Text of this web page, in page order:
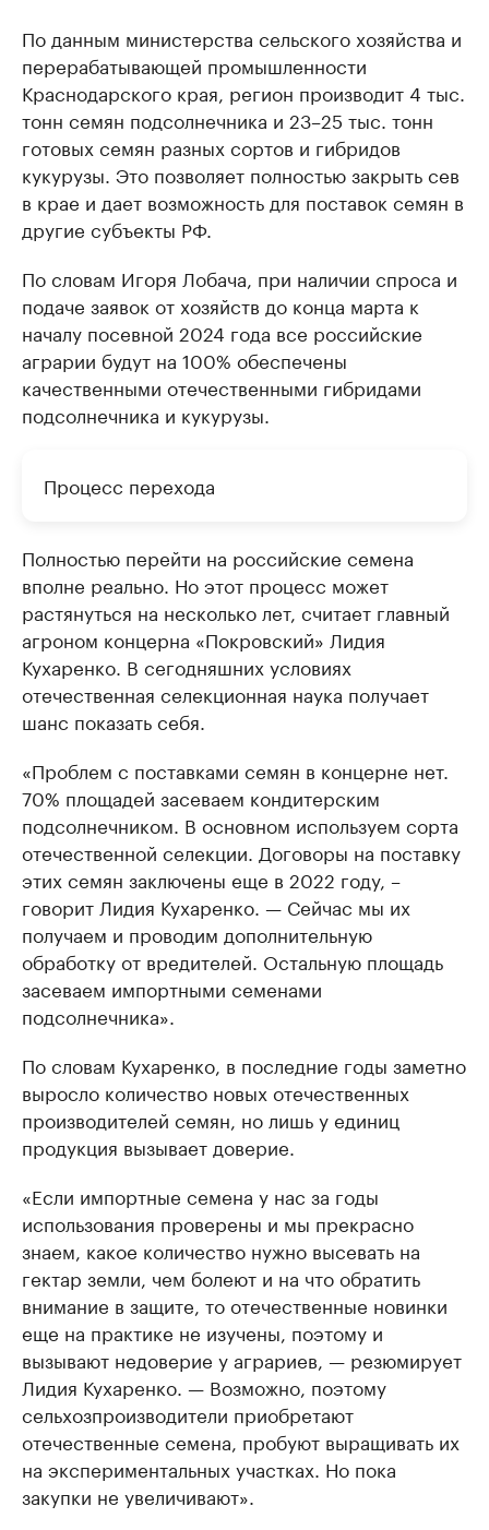
По данным министерства сельского хозяйства и
перерабатывающей промышленности
Краснодарского края, регион производит 4 тыс.
тонн семян подсолнечника и 23–25 тыс. тонн
готовых семян разных сортов и гибридов
кукурузы. Это позволяет полностью закрыть сев
в крае и дает возможность для поставок семян в
другие субъекты РФ.
По словам Игоря Лобача, при наличии спроса и
подаче заявок от хозяйств до конца марта к
началу посевной 2024 года все российские
аграрии будут на 100% обеспечены
качественными отечественными гибридами
подсолнечника и кукурузы.
Процесс перехода
Полностью перейти на российские семена
вполне реально. Но этот процесс может
растянуться на несколько лет, считает главный
агроном концерна «Покровский» Лидия
Кухаренко. В сегодняшних условиях
отечественная селекционная наука получает
шанс показать себя.
«Проблем с поставками семян в концерне нет.
70% площадей засеваем кондитерским
подсолнечником. В основном используем сорта
отечественной селекции. Договоры на поставку
этих семян заключены еще в 2022 году, –
говорит Лидия Кухаренко. — Сейчас мы их
получаем и проводим дополнительную
обработку от вредителей. Остальную площадь
засеваем импортными семенами
подсолнечника».
По словам Кухаренко, в последние годы заметно
выросло количество новых отечественных
производителей семян, но лишь у единиц
продукция вызывает доверие.
«Если импортные семена у нас за годы
использования проверены и мы прекрасно
знаем, какое количество нужно высевать на
гектар земли, чем болеют и на что обратить
внимание в защите, то отечественные новинки
еще на практике не изучены, поэтому и
вызывают недоверие у аграриев, — резюмирует
Лидия Кухаренко. — Возможно, поэтому
сельхозпроизводители приобретают
отечественные семена, пробуют выращивать их
на экспериментальных участках. Но пока
закупки не увеличивают».